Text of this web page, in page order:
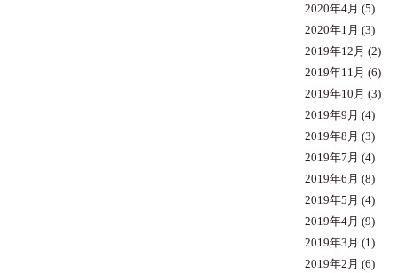
2020年4月 (5)
2020年1月 (3)
2019年12月 (2)
2019年11月 (6)
2019年10月 (3)
2019年9月 (4)
2019年8月 (3)
2019年7月 (4)
2019年6月 (8)
2019年5月 (4)
2019年4月 (9)
2019年3月 (1)
2019年2月 (6)